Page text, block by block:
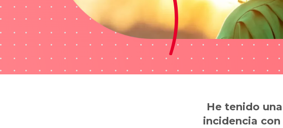
He tenido
incidencia